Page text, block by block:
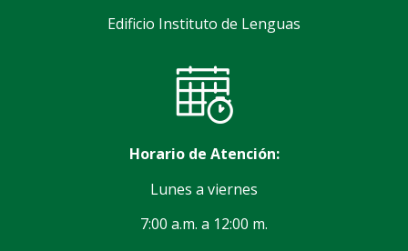
Edificio Instituto de Lenguas
Horario de Atención:
Lunes a viernes
7:00 a.m. a 12:00 m.